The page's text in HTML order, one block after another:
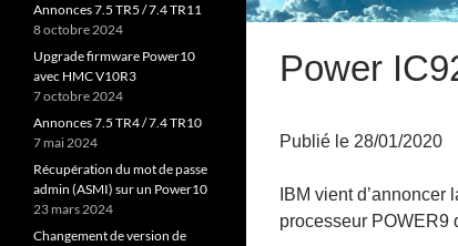
Power
Publié le 28/01/2020
IBM vient
processeur POWER9
Annonces 7.5 TR5 / 7.4 TR11
8 octobre 2024
Upgrade firmware Power10
avec HMC V10R3
7 octobre 2024
Annonces 7.5 TR4 / 7.4 TR10
7 mai 2024
Récupération du mot de passe
admin (ASMI) sur un Power10
23 mars 2024
Changement de version de